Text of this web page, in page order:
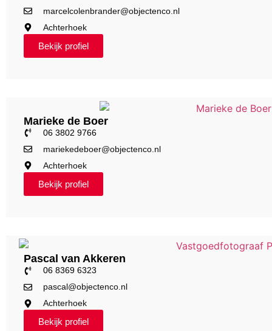
marcelcolenbrander@objectenco.nl
Achterhoek
Bekijk profiel
Marieke de Boer
06 3802 9766
mariekedeboer@objectenco.nl
Achterhoek
Bekijk profiel
Pascal van Akkeren
06 8369 6323
pascal@objectenco.nl
Achterhoek
Bekijk profiel